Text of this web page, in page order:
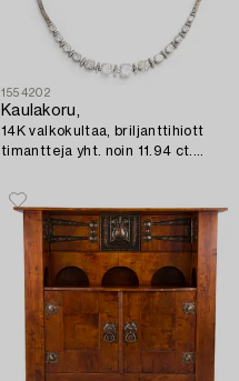
1554202
Kaulakoru,
14K valkokultaa, briljanttihiott
timantteja yht. noin 11.94 ct.